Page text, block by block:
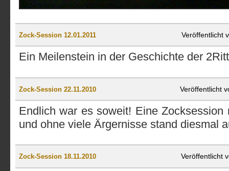
Zock-Session 12.01.2011 Veröffentlicht
Ein Meilenstein in der Geschichte der
Zock-Session 22.11.2010 Veröffentlicht
Endlich war es soweit! Eine Zocksession
und ohne viele Ärgernisse stand diesmal
Zock-Session 18.11.2010 Veröffentlicht